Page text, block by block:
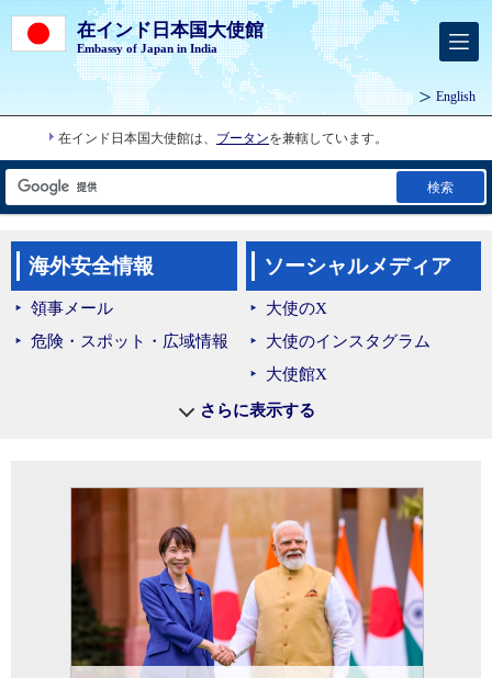
在インド日本国大使館
Embassy of Japan in India
English
在インド日本国大使館は、 ブータンを兼轄しています。
検索
さらに表示する
海外安全情報
領事メール
危険・スポット・広域情報
ソーシャルメディア
大使のX
大使のインスタグラム
大使館X
大使館インスタグラム
日本政府関係機関
日本政府関係機関一覧
茂木外務大臣によるモディ・イン
小野大使主催当館元現地職員バピ